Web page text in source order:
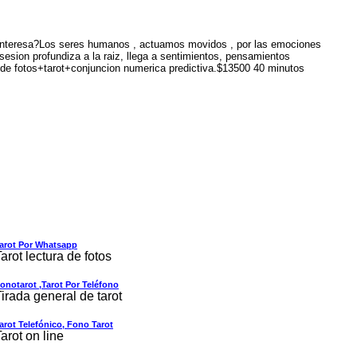
seres humanos , actuamos movidos , por las emociones
profundiza a la raiz, llega a sentimientos, pensamientos
fotos+tarot+conjuncion numerica predictiva.$13500 40 minutos
Por Whatsapp
lectura de fotos
,tarot Por Teléfono
general de tarot
Telefónico, Fono Tarot
on line